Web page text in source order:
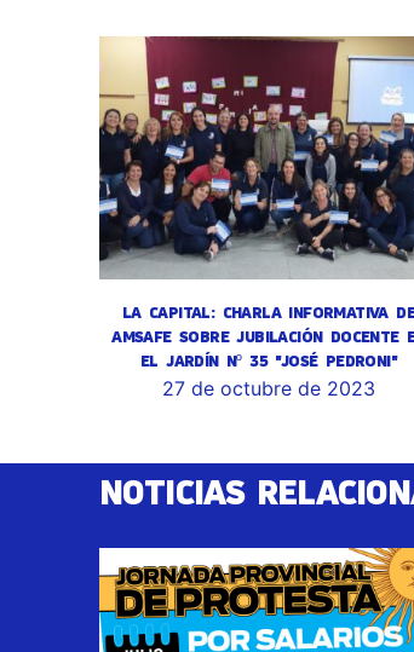
LA CAPITAL: CHARLA INFORMATIVA
AMSAFE SOBRE JUBILACIÓN DOCENTE
EL JARDÍN Nº 35 "JOSÉ PEDRONI"
27 de octubre de 2023
NOTICIAS